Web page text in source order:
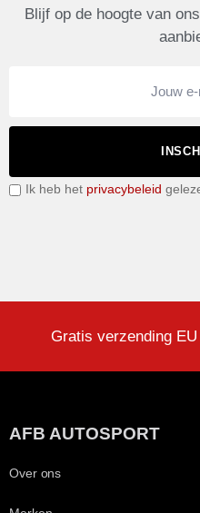
Blijf op de hoogte van
Ik heb het privacybeleid
Gratis verzending
AFB AUTOSPORT
Over ons